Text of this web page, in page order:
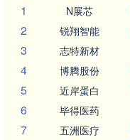
1
N展芯
2 锐翔智能
3 志特新材
4 博腾股份
5 近岸蛋白
6 毕得医药
7 五洲医疗